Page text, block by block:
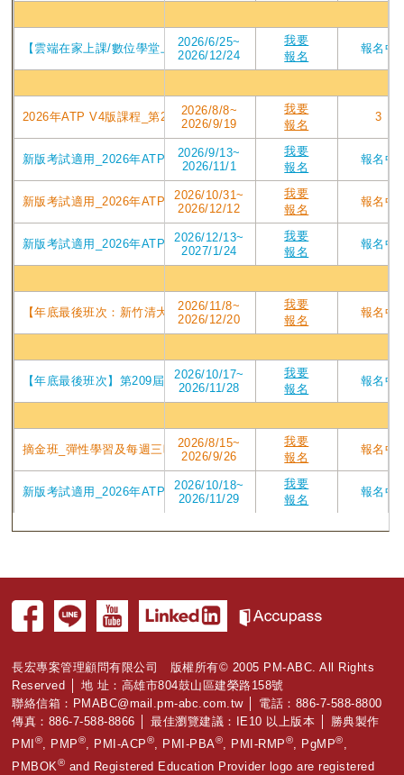
2026/6/25~
2026/12/24
我要
報名
報名中
2026/8/8~
2026/9/19
我要
報名
3
2026/9/13~
2026/11/1
我要
報名
報名中
2026/10/31~
2026/12/12
我要
報名
報名中
2026/12/13~
2027/1/24
我要
報名
報名中
2026/11/8~
2026/12/20
我要
報名
報名中
2026/10/17~
2026/11/28
我要
報名
報名中
2026/8/15~
2026/9/26
我要
報名
報名中
2026/10/18~
2026/11/29
我要
報名
報名中
【雲端在家上課/數位學堂上課二擇一】第175屆_2026年下半年PMP
2026年ATP V4版課程_第209屆東吳台北班PMP認證培訓專案_2026/
新版考試適用_2026年ATP V4版課程_第210屆東吳台北班PMP認證培
新版考試適用_2026年ATP V4版課程_第211屆東吳台北班PMP認證培
新版考試適用_2026年ATPV4版課程_第212屆東吳台北班PMP認證培
【年底最後班次：新竹清大PMP第208屆】2026/11/8週日實體班
【年底最後班次】第209屆台中東海2026/10/17週六班_2026年7月
摘金班_彈性學習及每週三晚上讀書會_在10/25前考取PMP有獎學金
新版考試適用_2026年ATP V4版課程 第208屆高雄班PMP認證培訓專
長宏專案管理顧問有限公司 版權所有© 2005 PM-ABC. All Rights
Reserved │ 地 址：高雄市804鼓山區建榮路158號
聯絡信箱： PMABC@mail.pm-abc.com.tw│ 電話：886-7-588-8800
傳真：886-7-588-8866 │ 最佳瀏覽建議：IE10 以上版本 │ 勝典製作
PMI ®, PMP®, PMI-ACP®, PMI-PBA®, PMI-RMP®, PgMP®,
PMBOK® and Registered Education Provider logo are registered